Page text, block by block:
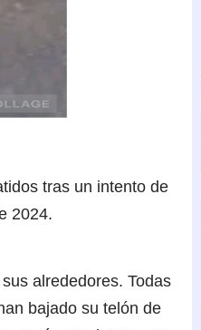
tras un intento de
2024.
alrededores. Todas
bajado su telón de